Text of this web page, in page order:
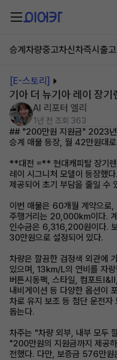
승계차량중고차신차즉시출고
[E-스토리]
기아 더 뉴기아 레이 장기
AI 리포터 엘리
1년 전 조회 363
## "200만원 지원금" 2023년
승계 매물 등장, 월 42만원대
**대전 =** 현대캐피탈 장기
레이 시그니처 모델이 등장했
제공되어 초기 부담을 줄일 수
이번 매물은 60개월 계약으
주행거리는 20,000km이다.
인수금은 6,316,200원이다.
30만원으로 설정되어 있다.
차량은 깔끔한 검정색 외관에
있으며, 13km/L의 연비를 자
버튼시동팩, 스타일, 컴포트
내비게이션 등 다양한 옵션이
차로 유지 보조 등 첨단 운전자
돕는다.
차주는 "차량 외부, 내부 모두
"200만원의 지원금까지 제공
전했다. 다만, 보증금 576만원